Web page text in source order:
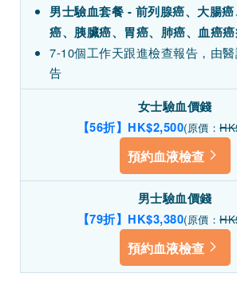
男士驗血套餐 - 前列腺癌、大腸
癌、胰臟癌、胃癌、肺癌、血癌
7-10個工作天跟進檢查報告，由
告
女士驗血價錢
【56折】HK$2,500(原價：
預約血液檢查
男士驗血價錢
【79折】HK$3,380(原價：
預約血液檢查